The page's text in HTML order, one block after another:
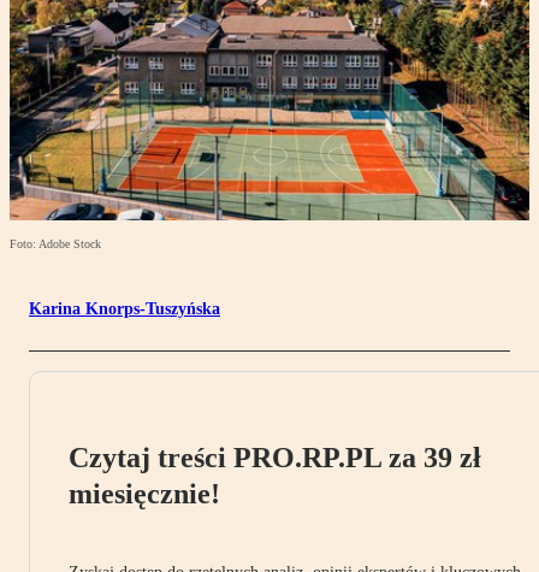
Foto: Adobe Stock
Karina Knorps-Tuszyńska
Czytaj treści PRO.RP.PL za 39 zł
miesięcznie!